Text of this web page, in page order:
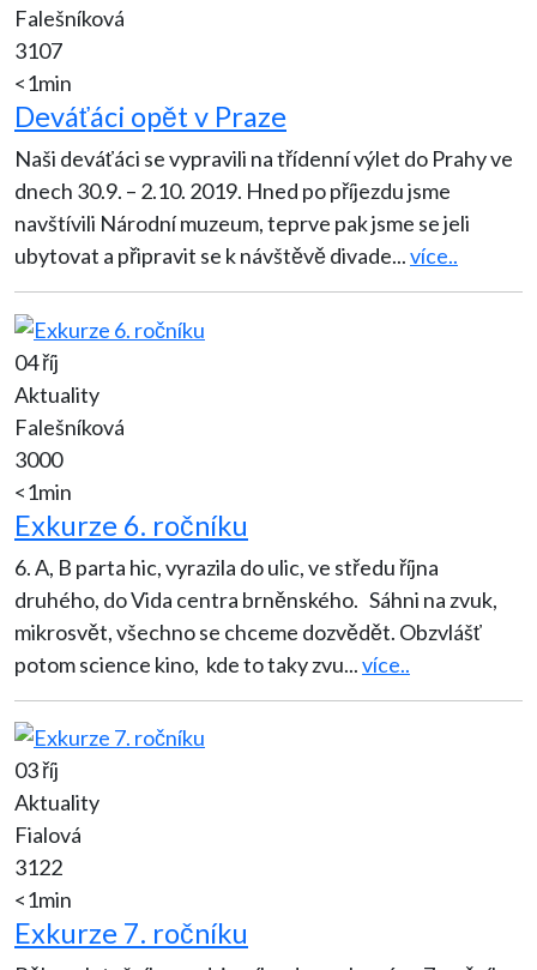
Falešníková
3107
<1min
Deváťáci opět v Praze
Naši deváťáci se vypravili na třídenní výlet do Prahy ve
dnech 30.9. – 2.10. 2019. Hned po příjezdu jsme
navštívili Národní muzeum, teprve pak jsme se jeli
ubytovat a připravit se k návštěvě divade...více..
04 říj
Aktuality
Falešníková
3000
<1min
Exkurze 6. ročníku
6. A, B parta hic, vyrazila do ulic, ve středu října
druhého, do Vida centra brněnského. Sáhni na zvuk,
mikrosvět, všechno se chceme dozvědět. Obzvlášť
potom science kino, kde to taky zvu...více..
03 říj
Aktuality
Fialová
3122
<1min
Exkurze 7. ročníku